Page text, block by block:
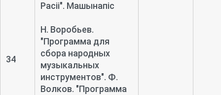
34
Расіі". Машынапіс
Н. Воробьев.
"Программа для
сбора народных
музыкальных
инструментов". Ф.
Волков. "Программа